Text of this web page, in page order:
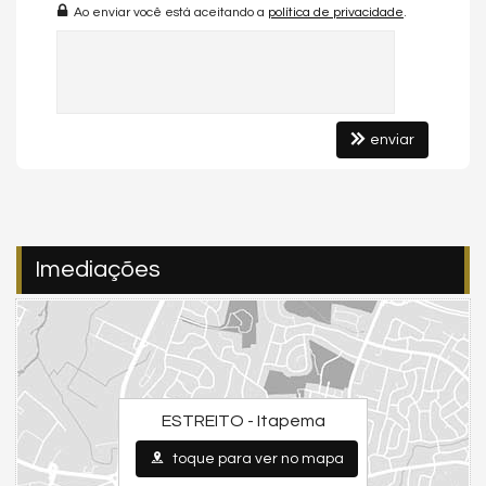
Estar Íntimo
Suíte Master
Suíte Standard
Características do Empreendimento
Bar
Gerador
Sala de Jogos
Salão de Festas
Piscina
Espaço Gourmet
Ao enviar você está aceitando a política de privacidade.
enviar
Imediações
ESTREITO - Itapema
toque para ver no mapa